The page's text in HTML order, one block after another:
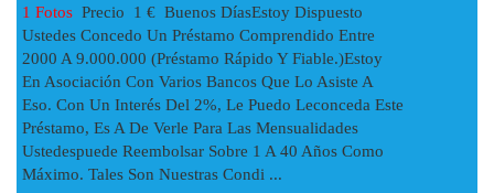
1 Fotos Precio 1 € Buenos DíasEstoy Dispuesto
Ustedes Concedo Un Préstamo Comprendido Entre
2000 A 9.000.000 (Préstamo Rápido Y Fiable.)Estoy
En Asociación Con Varios Bancos Que Lo Asiste A
Eso. Con Un Interés Del 2%, Le Puedo Leconceda Este
Préstamo, Es A De Verle Para Las Mensualidades
Ustedespuede Reembolsar Sobre 1 A 40 Años Como
Máximo. Tales Son Nuestras Condi ...